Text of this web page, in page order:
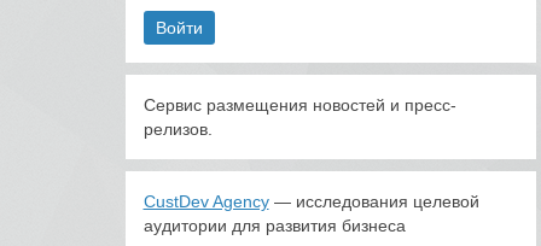
Сервис размещения новостей и пресс-
релизов.
CustDev Agency— исследования целевой
аудитории для развития бизнеса